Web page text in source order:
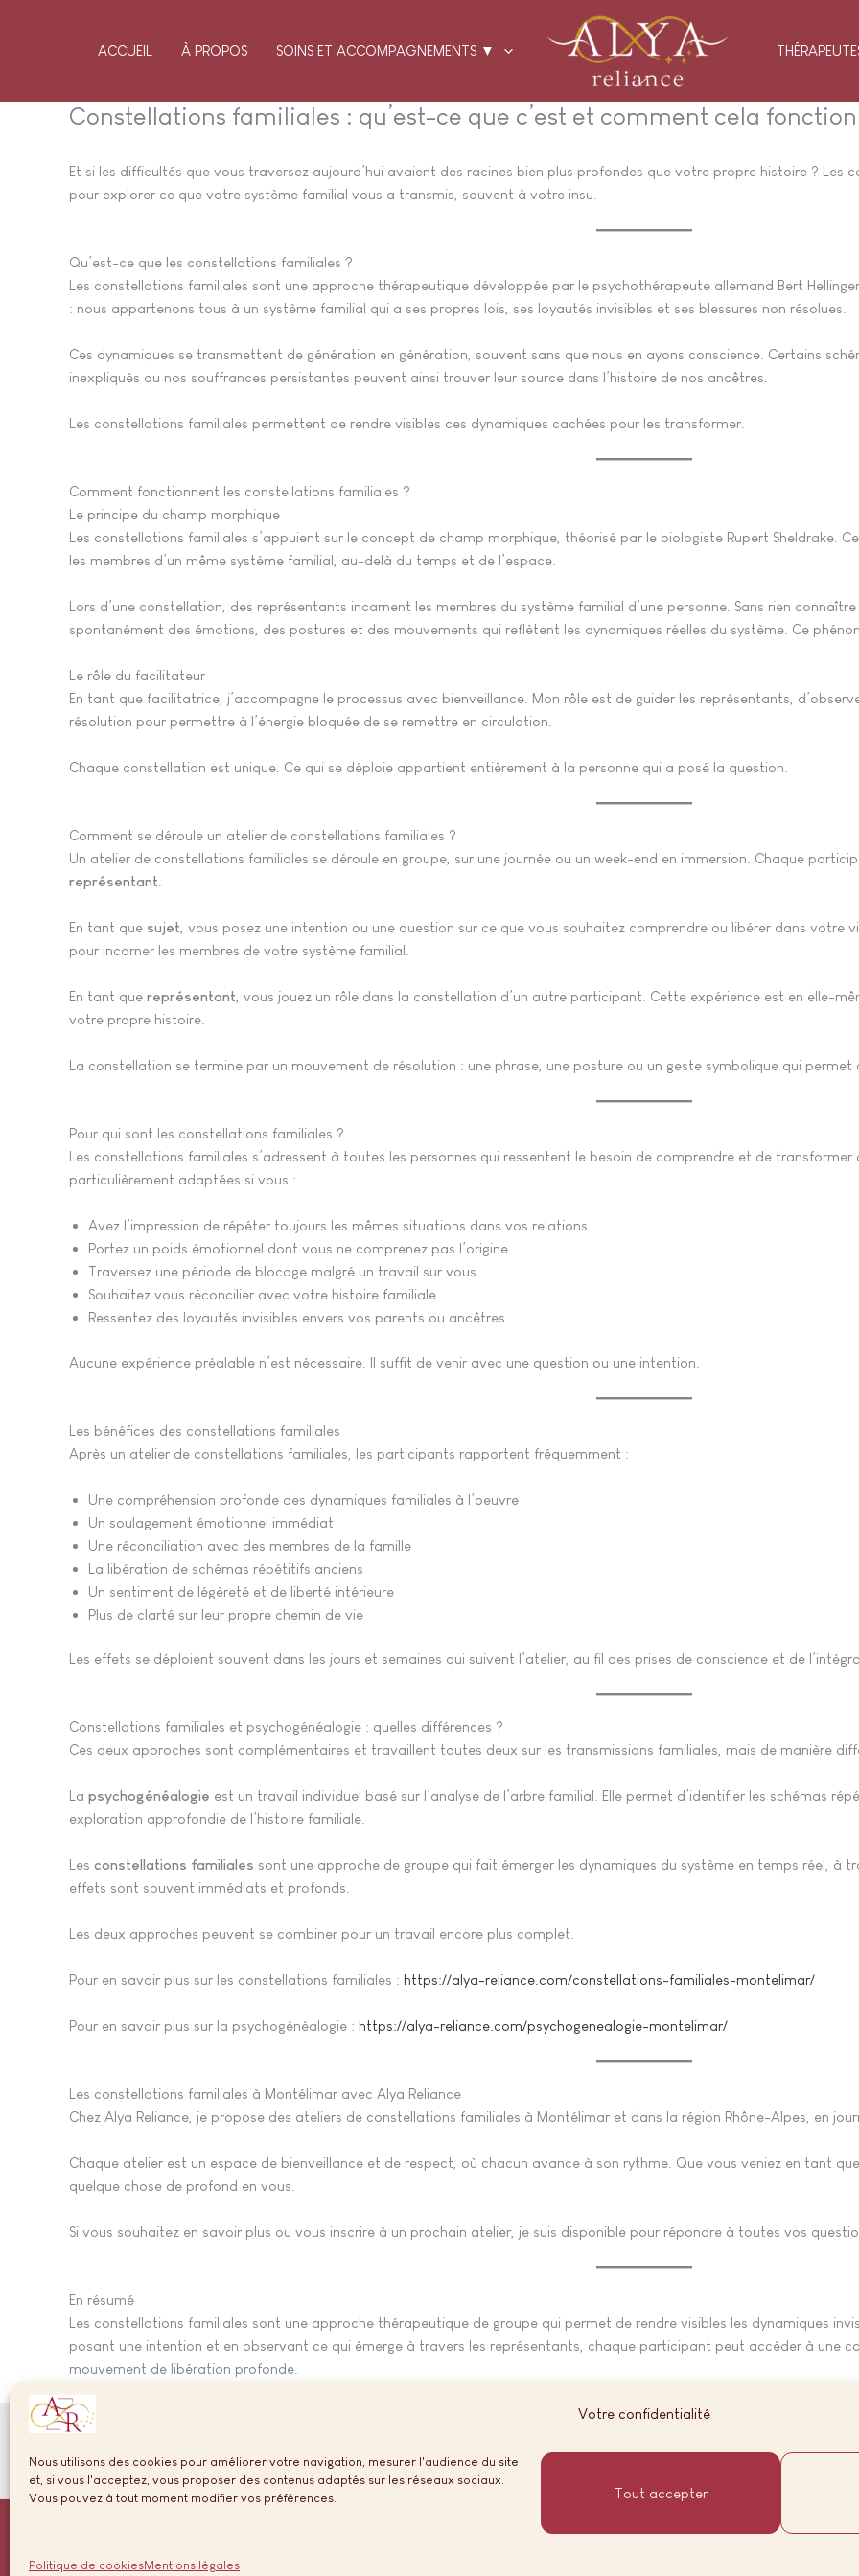
Votre confidentialité
Nous utilisons des cookies pour améliorer votre navigation, mesurer l'audience du site
et, si vous l'acceptez, vous proposer des contenus adaptés sur les réseaux sociaux.
Vous pouvez à tout moment modifier vos préférences.
Tout accepter
Politique de cookiesMentions légales
ACCUEIL À PROPOS SOINS ET ACCOMPAGNEMENTS ▼
Constellations familiales : qu’est-ce que c’est et comment cela
Et si les difficultés que vous traversez aujourd’hui avaient des racines bien plus profondes que votre propre histoire ?
pour explorer ce que votre système familial vous a transmis, souvent à votre insu.
Qu’est-ce que les constellations familiales ?
Les constellations familiales sont une approche thérapeutique développée par le psychothérapeute allemand Bert
: nous appartenons tous à un système familial qui a ses propres lois, ses loyautés invisibles et ses blessures non résolues.
Ces dynamiques se transmettent de génération en génération, souvent sans que nous en ayons conscience. Certains
inexpliqués ou nos souffrances persistantes peuvent ainsi trouver leur source dans l’histoire de nos ancêtres.
Les constellations familiales permettent de rendre visibles ces dynamiques cachées pour les transformer.
Comment fonctionnent les constellations familiales ?
Le principe du champ morphique
Les constellations familiales s’appuient sur le concept de champ morphique, théorisé par le biologiste Rupert Sheldrake.
les membres d’un même système familial, au-delà du temps et de l’espace.
Lors d’une constellation, des représentants incarnent les membres du système familial d’une personne. Sans rien
spontanément des émotions, des postures et des mouvements qui reflètent les dynamiques réelles du système. Ce
Le rôle du facilitateur
En tant que facilitatrice, j’accompagne le processus avec bienveillance. Mon rôle est de guider les représentants,
résolution pour permettre à l’énergie bloquée de se remettre en circulation.
Chaque constellation est unique. Ce qui se déploie appartient entièrement à la personne qui a posé la question.
Comment se déroule un atelier de constellations familiales ?
Un atelier de constellations familiales se déroule en groupe, sur une journée ou un week-end en immersion. Chaque
représentant
En tant que sujet , vous posez une intention ou une question sur ce que vous souhaitez comprendre ou libérer dans
pour incarner les membres de votre système familial.
En tant que représentant , vous jouez un rôle dans la constellation d’un autre participant. Cette expérience est en elle-
votre propre histoire.
La constellation se termine par un mouvement de résolution : une phrase, une posture ou un geste symbolique qui permet
Pour qui sont les constellations familiales ?
Les constellations familiales s’adressent à toutes les personnes qui ressentent le besoin de comprendre et de
particulièrement adaptées si vous :
Avez l’impression de répéter toujours les mêmes situations dans vos relations
Portez un poids émotionnel dont vous ne comprenez pas l’origine
Traversez une période de blocage malgré un travail sur vous
Souhaitez vous réconcilier avec votre histoire familiale
Ressentez des loyautés invisibles envers vos parents ou ancêtres
Aucune expérience préalable n’est nécessaire. Il suffit de venir avec une question ou une intention.
Les bénéfices des constellations familiales
Après un atelier de constellations familiales, les participants rapportent fréquemment :
Une compréhension profonde des dynamiques familiales à l’oeuvre
Un soulagement émotionnel immédiat
Une réconciliation avec des membres de la famille
La libération de schémas répétitifs anciens
Un sentiment de légèreté et de liberté intérieure
Plus de clarté sur leur propre chemin de vie
Les effets se déploient souvent dans les jours et semaines qui suivent l’atelier, au fil des prises de conscience et de
Constellations familiales et psychogénéalogie : quelles différences ?
Ces deux approches sont complémentaires et travaillent toutes deux sur les transmissions familiales, mais de manière
La psychogénéalogie est un travail individuel basé sur l’analyse de l’arbre familial. Elle permet d’identifier les schémas
exploration approfondie de l’histoire familiale.
Les constellations familiales sont une approche de groupe qui fait émerger les dynamiques du système en temps réel, à
effets sont souvent immédiats et profonds.
Les deux approches peuvent se combiner pour un travail encore plus complet.
Pour en savoir plus sur les constellations familiales : https://alya-reliance.com/constellations-familiales-montelimar/
Pour en savoir plus sur la psychogénéalogie : https://alya-reliance.com/psychogenealogie-montelimar/
Les constellations familiales à Montélimar avec Alya Reliance
Chez Alya Reliance, je propose des ateliers de constellations familiales à Montélimar et dans la région Rhône-Alpes, en
Chaque atelier est un espace de bienveillance et de respect, où chacun avance à son rythme. Que vous veniez en tant
quelque chose de profond en vous.
Si vous souhaitez en savoir plus ou vous inscrire à un prochain atelier, je suis disponible pour répondre à toutes vos
En résumé
Les constellations familiales sont une approche thérapeutique de groupe qui permet de rendre visibles les dynamiques
posant une intention et en observant ce qui émerge à travers les représentants, chaque participant peut accéder à une
mouvement de libération profonde.
Copyright © 2026 Alya Reliance | Réalisé avec ♡ par PaulineB'com